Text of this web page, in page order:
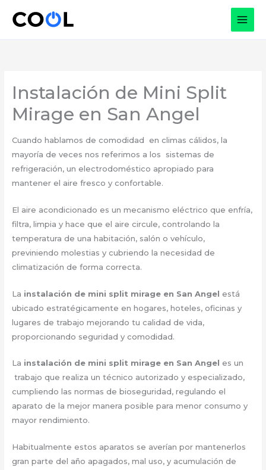
Instalación de Mini Split
Mirage en San Angel
Cuando hablamos de comodidad en climas cálidos, la
mayoría de veces nos referimos a los sistemas de
refrigeración, un electrodoméstico apropiado para
mantener el aire fresco y confortable.
El aire acondicionado es un mecanismo eléctrico que enfría,
filtra, limpia y hace que el aire circule, controlando la
temperatura de una habitación, salón o vehículo,
previniendo molestias y cubriendo la necesidad de
climatización de forma correcta.
La instalación de mini split mirage en San Angelestá
ubicado estratégicamente en hogares, hoteles, oficinas y
lugares de trabajo mejorando tu calidad de vida,
proporcionando seguridad y comodidad.
La instalación de mini split mirage en San Angel es un
trabajo que realiza un técnico autorizado y especializado,
cumpliendo las normas de bioseguridad, regulando el
aparato de la mejor manera posible para menor consumo y
mayor rendimiento.
Habitualmente estos aparatos se averían por mantenerlos
gran parte del año apagados, mal uso, y acumulación de